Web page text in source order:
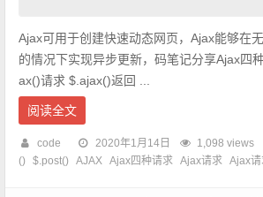
Ajax可用于创建快速动态网页，Ajax能够在
的情况下实现异步更新，码笔记分享Ajax四
ax()请求 $.ajax()返回 ...
阅读全文
code 2020年1月14日 1,098 views
()
$.post() AJAX Ajax四种请求 Ajax请求 Ajax